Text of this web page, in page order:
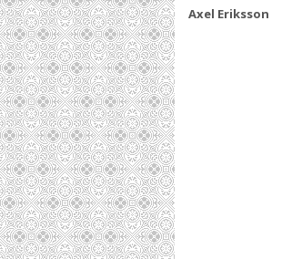
Axel Eriksson